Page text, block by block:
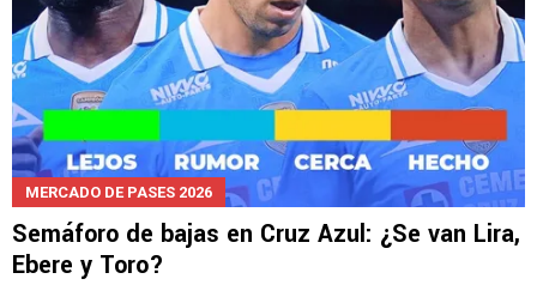
MERCADO DE PASES 2026
Semáforo de bajas en Cruz Azul: ¿Se van Lira,
Ebere y Toro?